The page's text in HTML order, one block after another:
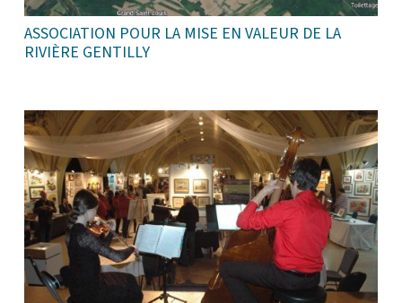
ASSOCIATION POUR LA MISE EN VALEUR DE LA
RIVIÈRE GENTILLY